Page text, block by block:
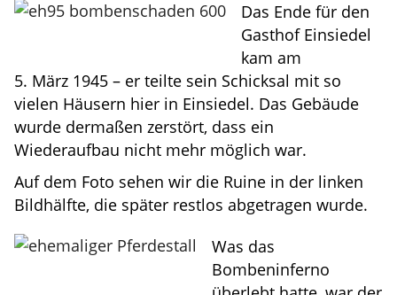
Das Ende für den
Gasthof Einsiedel
kam am
5. März 1945 – er teilte sein Schicksal mit so
vielen Häusern hier in Einsiedel. Das Gebäude
wurde dermaßen zerstört, dass ein
Wiederaufbau nicht mehr möglich war.
Auf dem Foto sehen wir die Ruine in der linken
Bildhälfte, die später restlos abgetragen wurde.
Was das
Bombeninferno